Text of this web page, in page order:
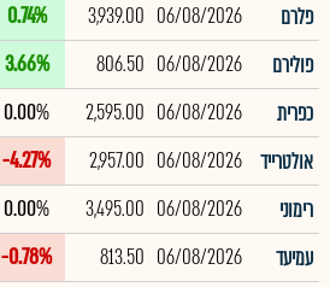
פלרם 06/08/2026
3,939.00
0.74%
פולירם
06/08/2026
806.50
3.66%
כפרית
06/08/2026
2,595.00
0.00%
אולטרייד
06/08/2026
2,957.00
-4.27%
רימוני
06/08/2026
3,495.00
0.00%
עמיעד
06/08/2026
813.50
-0.78%